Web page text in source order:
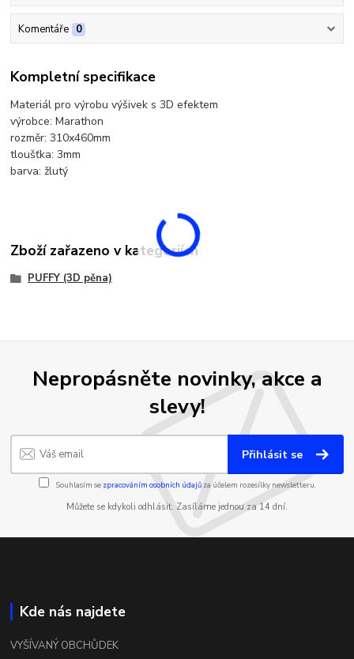
Komentáře 0
Kompletní specifikace
Materiál pro výrobu výšivek s 3D efektem
výrobce: Marathon
rozměr: 310x460mm
tloušťka: 3mm
barva: žlutý
Zboží zařazeno v kategoriích
PUFFY (3D pěna)
Nepropásněte novinky, akce a
slevy!
Přihlásit se
Souhlasím se zpracováním osobních údajůza účelem rozesílky newsletteru.
Můžete se kdykoli odhlásit. Zasíláme jednou za 14 dní.
Kde nás najdete
VYŠÍVANÝ OBCHŮDEK